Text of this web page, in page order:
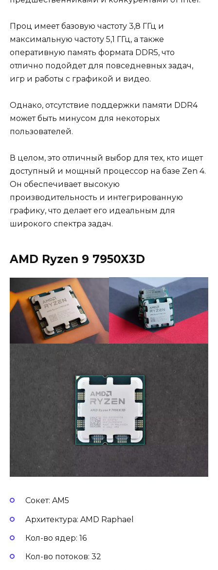
Проц имеет базовую частоту 3,8 ГГц и
максимальную частоту 5,1 ГГц, а также
оперативную память формата DDR5, что
отлично подойдет для повседневных задач,
игр и работы с графикой и видео.
Однако, отсутствие поддержки памяти DDR4
может быть минусом для некоторых
пользователей.
В целом, это отличный выбор для тех, кто ищет
доступный и мощный процессор на базе Zen 4.
Он обеспечивает высокую
производительность и интегрированную
графику, что делает его идеальным для
широкого спектра задач.
AMD Ryzen 9 7950X3D
Сокет: AM5
Архитектура: AMD Raphael
Кол-во ядер: 16
Кол-во потоков: 32